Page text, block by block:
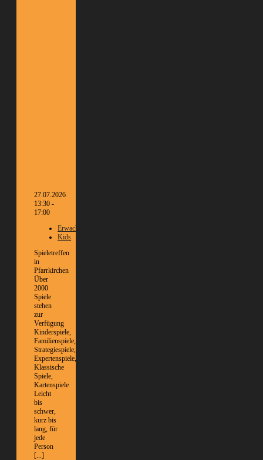
27.07.2026
13:30 -
17:00
Erwachsene
Kids
Spieletreffen
in
Pfarrkirchen
Über
2000
Spiele
stehen
zur
Verfügung
Kinderspiele,
Familienspiele,
Strategiespiele,
Expertenspiele,
Klassische
Spiele,
Kartenspiele
Leicht
bis
schwer,
kurz bis
lang, für
jede
Person
[...]